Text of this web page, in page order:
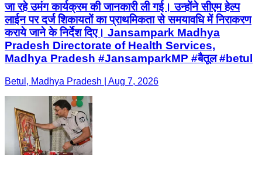
जा रहे उमंग कार्यक्रम की जानकारी ली गई। उन्होंने सीएम हेल्प
लाईन पर दर्ज शिकायतों का प्राथमिकता से समयावधि में निराकरण
कराये जाने के निर्देश दिए। Jansampark Madhya
Pradesh Directorate of Health Services,
Madhya Pradesh #JansamparkMP #बैतूल #betul
Betul, Madhya Pradesh | Aug 7, 2026